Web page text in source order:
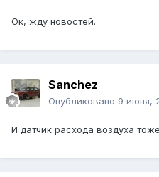
Ок, жду новостей.
Sanchez
Опубликовано 9 июня,
И датчик расхода воздуха